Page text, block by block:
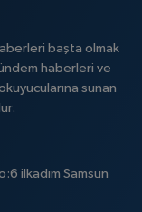
başta olmak
haberleri ve
sunan
ilkadım Samsun